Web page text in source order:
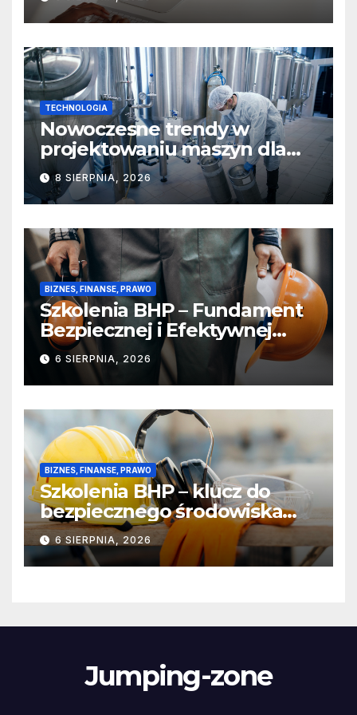
TECHNOLOGIA
Nowoczesne trendy w
projektowaniu maszyn dla
sektora spożywczego,
farmaceutycznego i
chemicznego
8 SIERPNIA, 2026
BIZNES, FINANSE, PRAWO
Szkolenia BHP – Fundament
Bezpiecznej i Efektywnej
Pracy
6 SIERPNIA, 2026
BIZNES, FINANSE, PRAWO
Szkolenia BHP – klucz do
bezpiecznego środowiska
pracy
6 SIERPNIA, 2026
Jumping-zone